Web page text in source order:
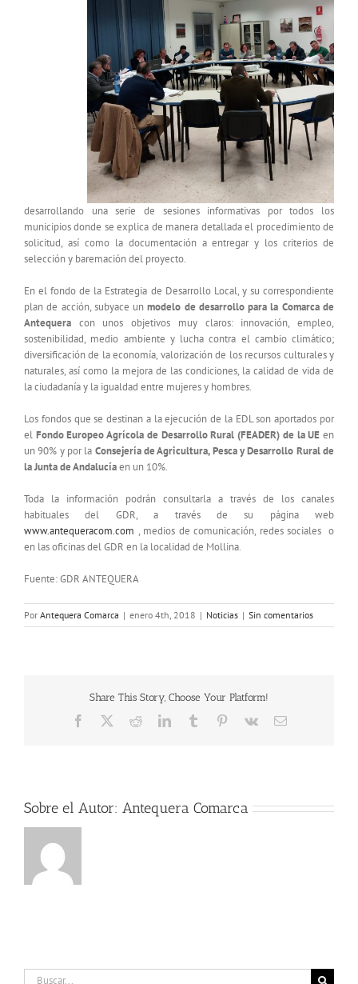
desarrollando una serie de sesiones informativas por todos los
municipios donde se explica de manera detallada el procedimiento de
solicitud, así como la documentación a entregar y los criterios de
selección y baremación del proyecto.
En el fondo de la Estrategia de Desarrollo Local, y su correspondiente
plan de acción, subyace unmodelo de desarrollo para la Comarca de
Antequera con unos objetivos muy claros: innovación, empleo,
sostenibilidad, medio ambiente y lucha contra el cambio climático;
diversificación de la economía, valorización de los recursos culturales y
naturales, así como la mejora de las condiciones, la calidad de vida de
la ciudadanía y la igualdad entre mujeres y hombres.
Los fondos que se destinan a la ejecución de la EDL son aportados por
el Fondo Europeo Agrícola de Desarrollo Rural (FEADER) de la UE en
un 90% y por la Consejería de Agricultura, Pesca y Desarrollo Rural de
la Junta de Andalucíaen un 10%.
Toda la información podrán consultarla a través de los canales
habituales del GDR, a través de su página web
www.antequeracom.com , medios de comunicación, redes sociales o
en las oficinas del GDR en la localidad de Mollina.
Fuente: GDR ANTEQUERA
Por Antequera Comarca | enero 4th, 2018 | Noticias | Sin comentarios
Share This Story, Choose Your Platform!
Facebook RedditLinkedInTumblr Pinterest
Vk
Correo
Sobre el Autor: Antequera Comarca
Buscar: